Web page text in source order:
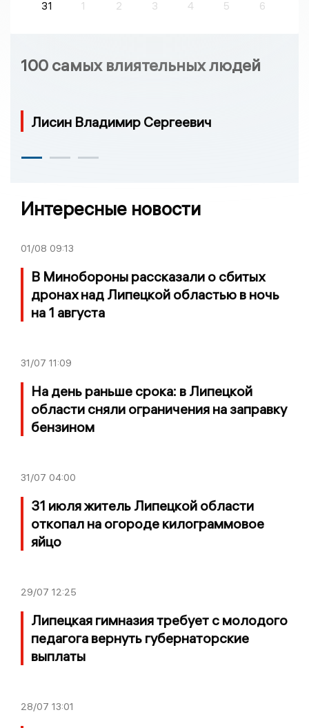
31 1 2 3 4 5 6
100 самых влиятельных людей
Лисин Владимир Сергеевич
Интересные новости
01/08 09:13
В Минобороны рассказали о сбитых
дронах над Липецкой областью в ночь
на 1 августа
31/07 11:09
На день раньше срока: в Липецкой
области сняли ограничения на заправку
бензином
31/07 04:00
31 июля житель Липецкой области
откопал на огороде килограммовое
яйцо
29/07 12:25
Липецкая гимназия требует с молодого
педагога вернуть губернаторские
выплаты
28/07 13:01